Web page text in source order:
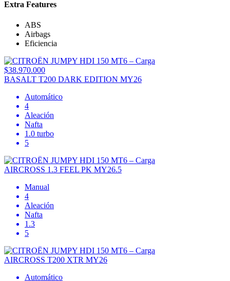
Extra Features
ABS
Airbags
Eficiencia
$38.970.000
BASALT T200 DARK EDITION MY26
Automático
4
Aleación
Nafta
1.0 turbo
5
AIRCROSS 1.3 FEEL PK MY26.5
Manual
4
Aleación
Nafta
1.3
5
AIRCROSS T200 XTR MY26
Automático